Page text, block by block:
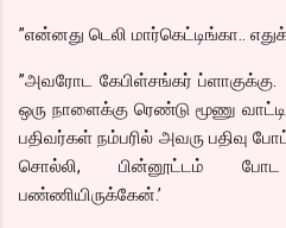
”என்னது டெலி மார்கெட்டிங்கா..
”அவரோட கேபிள்சங்கர் ப்ளாகுக்கு.
ஒரு நாளைக்கு ரெண்டு மூணு
பதிவர்கள் நம்பரில் அவரு பதிவு
சொல்லி, பின்னூட்டம்
பண்ணியிருக்கேன்.’